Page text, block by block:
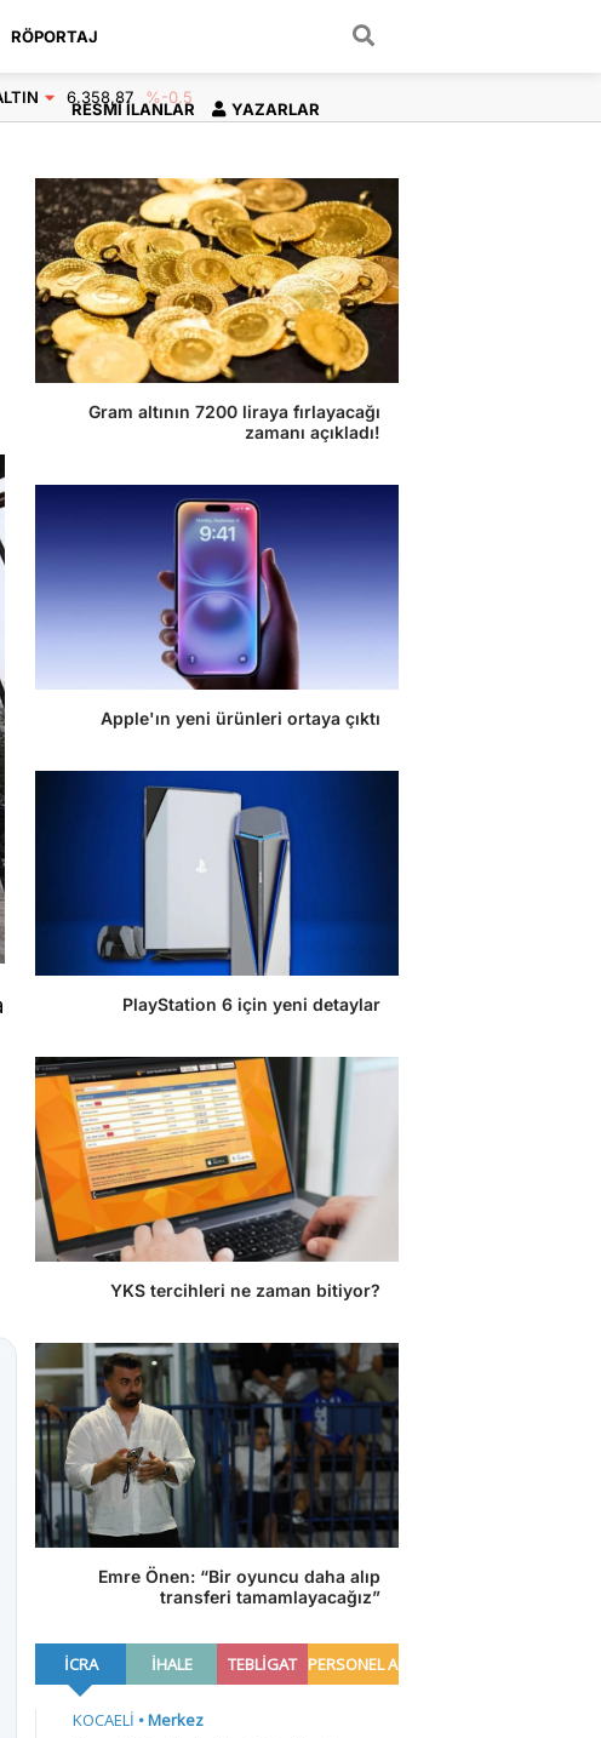
RÖPORTAJ
RESMI İLANLAR YAZARLAR
6.358,87 %-0.5
Gram altının 7200 liraya fırlayacağı
zamanı açıkladı!
Apple'ın yeni ürünleri ortaya çıktı
PlayStation 6 için yeni detaylar
YKS tercihleri ne zaman bitiyor?
Emre Önen: “Bir oyuncu daha alıp
transferi tamamlayacağız”